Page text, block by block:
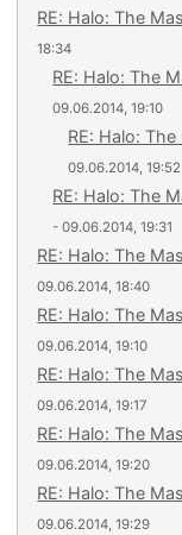
RE: Halo: The
18:34
RE: Halo: The
09.06.2014, 19:10
RE: Halo:
09.06.2014, 19:52
RE: Halo: The
- 09.06.2014, 19:31
RE: Halo: The
09.06.2014, 18:40
RE: Halo: The
09.06.2014, 19:10
RE: Halo: The
09.06.2014, 19:17
RE: Halo: The
09.06.2014, 19:20
RE: Halo: The
09.06.2014, 19:29